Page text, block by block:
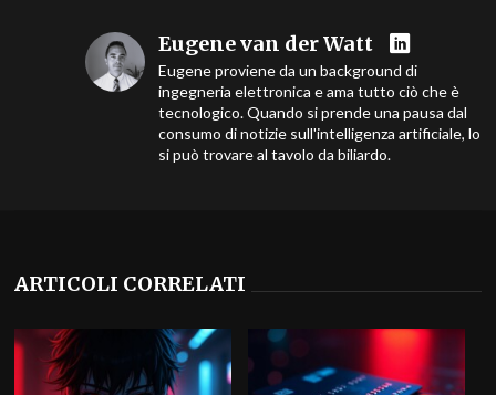
Eugene van der Watt
Eugene proviene da un background di
ingegneria elettronica e ama tutto ciò che è
tecnologico. Quando si prende una pausa dal
consumo di notizie sull'intelligenza artificiale, lo
si può trovare al tavolo da biliardo.
ARTICOLI CORRELATI